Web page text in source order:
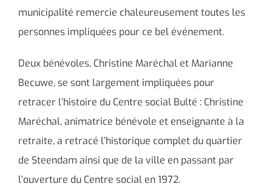
municipalité remercie chaleureusement toutes les
personnes impliquées pour ce bel événement.
Deux bénévoles, Christine Maréchal et Marianne
Becuwe, se sont largement impliquées pour
retracer l’histoire du Centre social Bulté : Christine
Maréchal, animatrice bénévole et enseignante à la
retraite, a retracé l’historique complet du quartier
de Steendam ainsi que de la ville en passant par
l’ouverture du Centre social en 1972.